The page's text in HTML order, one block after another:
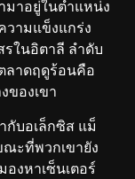
มาอยู่ในตำแหน่ง
วามแข็งแกร่ง
รในอิตาลี ลำดับ
ลาดฤดูร้อนคือ
ของเขา
กับอเล็กซิส แม็
ะที่พวกเขายัง
งหาเซ็นเตอร์